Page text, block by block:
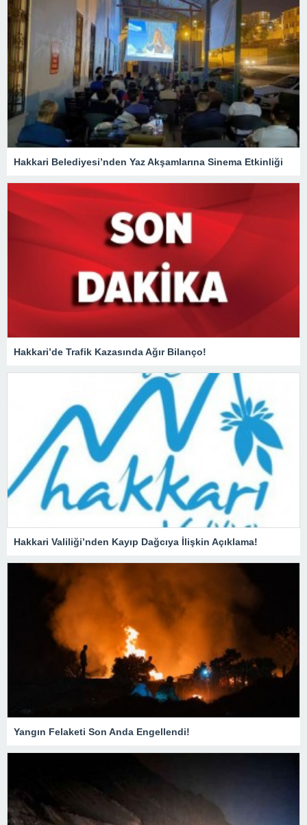
Hakkari Belediyesi’nden Yaz Akşamlarına Sinema Etkinliği
Hakkari’de Trafik Kazasında Ağır Bilanço!
Hakkari Valiliği’nden Kayıp Dağcıya İlişkin Açıklama!
Yangın Felaketi Son Anda Engellendi!